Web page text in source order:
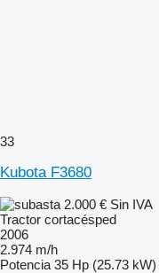
33
Kubota F3680
2.000 € Sin IVA
Tractor cortacésped
2006
2.974 m/h
Potencia 35 Hp (25.73 kW)